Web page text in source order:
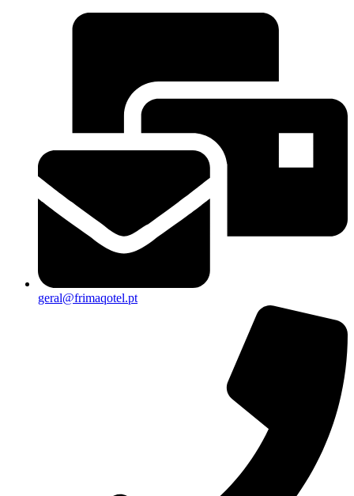
geral@frimaqotel.pt